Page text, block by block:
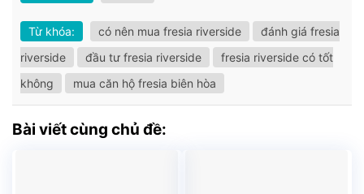
Từ khóa: có nên mua fresia riverside
đánh giá fresia
riverside
đầu tư fresia riverside
fresia riverside có tốt
không
mua căn hộ fresia biên hòa
Bài viết cùng chủ đề: